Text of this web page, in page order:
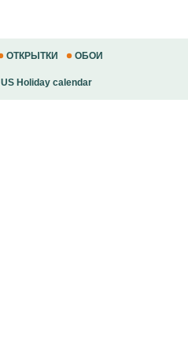
ОТКРЫТКИ ОБОИ
US Holiday calendar